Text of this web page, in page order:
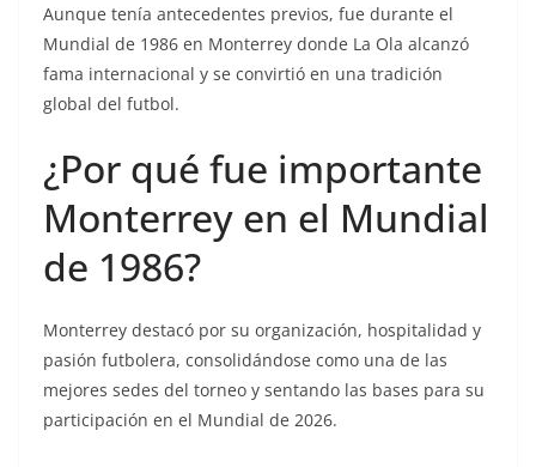
Aunque tenía antecedentes previos, fue durante el
Mundial de 1986 en Monterrey donde La Ola alcanzó
fama internacional y se convirtió en una tradición
global del futbol.
¿Por qué fue importante
Monterrey en el Mundial
de 1986?
Monterrey destacó por su organización, hospitalidad y
pasión futbolera, consolidándose como una de las
mejores sedes del torneo y sentando las bases para su
participación en el Mundial de 2026.